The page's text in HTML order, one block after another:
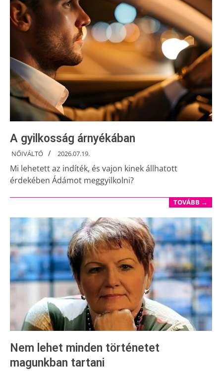
A gyilkosság árnyékában
NŐIVÁLTÓ 2026.07.19.
Mi lehetett az indíték, és vajon kinek állhatott
érdekében Ádámot meggyilkolni?
TOVÁBB →
Nem lehet minden történetet
magunkban tartani